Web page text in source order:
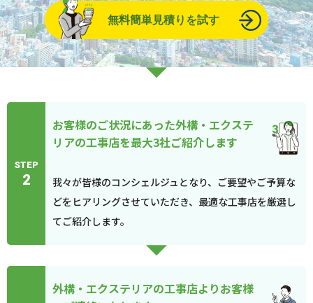
無料簡単見積りを試す
STEP
2
お客様のご状況にあった外構・エクステ
リアの工事店を最大3社ご紹介します
我々が皆様のコンシェルジュとなり、ご要望やご予算な
どをヒアリングさせていただき、最適な工事店を厳選し
てご紹介します。
外構・エクステリアの工事店よりお客様